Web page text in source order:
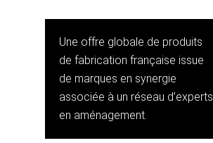
Une offre globale de produits
de fabrication française issue
de marques en synergie
associée à un réseau d’experts
en aménagement.